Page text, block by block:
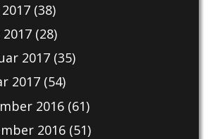
(38)
(28)
2017(35)
2017(54)
2016(61)
2016(51)